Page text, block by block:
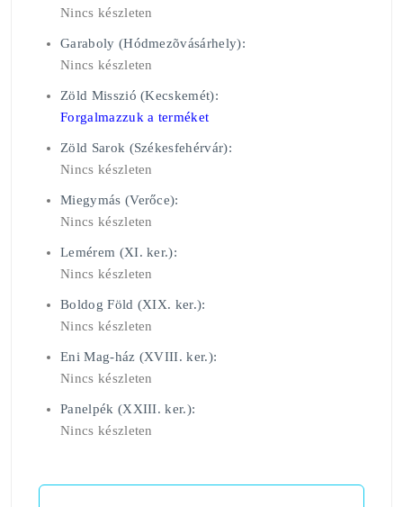
Nincs készleten
Garaboly (Hódmezõvásárhely):
Nincs készleten
Zöld Misszió (Kecskemét):
Forgalmazzuk a terméket
Zöld Sarok (Székesfehérvár):
Nincs készleten
Miegymás (Verőce):
Nincs készleten
Lemérem (XI. ker.):
Nincs készleten
Boldog Föld (XIX. ker.):
Nincs készleten
Eni Mag-ház (XVIII. ker.):
Nincs készleten
Panelpék (XXIII. ker.):
Nincs készleten